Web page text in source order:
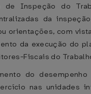
de Inspeção do
da
orientações, com
da execução do
Fiscais do
do
nas unidades